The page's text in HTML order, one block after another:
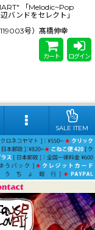
「Melodic~Pop
バンドをセレクト」
号）髙橋伸幸
カート ログイン
SALE ITEM